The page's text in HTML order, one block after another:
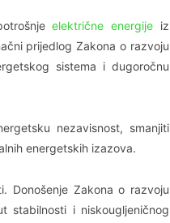
električne energijeiz
prijedlog Zakona o razvoju
sistema i dugoročnu
nezavisnost, smanjiti
energetskih izazova.
Donošenje Zakona o razvoju
stabilnosti i niskougljeničnog